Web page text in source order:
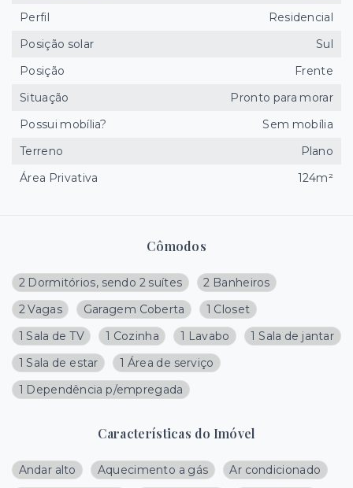
Cômodos
2 Dormitórios, sendo 2 suítes
2 Banheiros
2 Vagas
Garagem Coberta
1 Closet
1 Sala de TV
1 Cozinha 1 Lavabo
1 Sala de jantar
1 Sala de estar
1 Área de serviço
1 Dependência p/empregada
Características do Imóvel
Andar alto Aquecimento a gás
Ar condicionado
Perfil
Residencial
Posição solar
Sul
Posição
Frente
Situação
Pronto para morar
Possui mobília?
Sem mobília
Terreno
Plano
Área Privativa
124m²